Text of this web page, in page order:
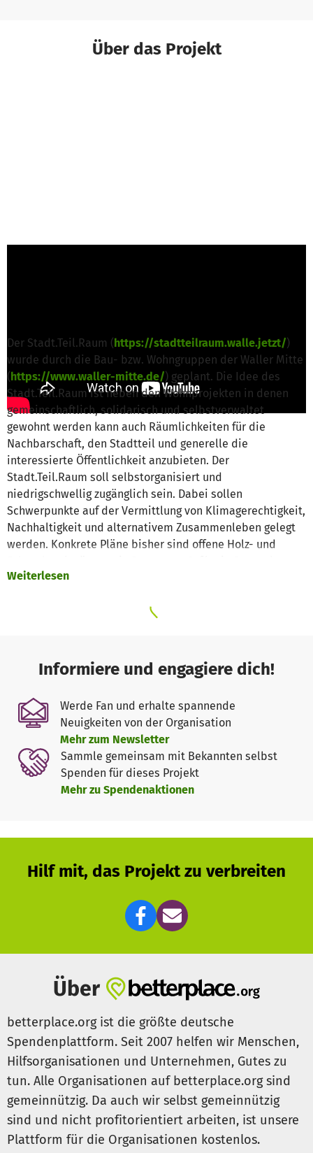
Über das Projekt
Der Stadt.Teil.Raum (https://stadtteilraum.walle.jetzt/)
wurde durch die Bau- bzw. Wohngruppen der Waller Mitte
(https://www.waller-mitte.de/) geplant. Die Idee des
Stadt.Teil.Raum ist neben den Wohnprojekten in denen
gemeinschaftlich, solidarisch und selbstverwaltet
gewohnt werden kann auch Räumlichkeiten für die
Nachbarschaft, den Stadtteil und generelle die
interessierte Öffentlichkeit anzubieten. Der
Stadt.Teil.Raum soll selbstorganisiert und
niedrigschwellig zugänglich sein. Dabei sollen
Schwerpunkte auf der Vermittlung von Klimagerechtigkeit,
Nachhaltigkeit und alternativem Zusammenleben gelegt
werden. Konkrete Pläne bisher sind offene Holz- und
Raum für Informationen und Austausch und eine Ausleihe
Weiterlesen
Informiere und engagiere dich!
Werde Fan und erhalte spannende
Neuigkeiten von der Organisation
Mehr zum Newsletter
Sammle gemeinsam mit Bekannten selbst
Spenden für dieses Projekt
Mehr zu Spendenaktionen
Hilf mit, das Projekt zu verbreiten
Über
betterplace.org ist die größte deutsche
Spendenplattform. Seit 2007 helfen wir Menschen,
Hilfsorganisationen und Unternehmen, Gutes zu
tun. Alle Organisationen auf betterplace.org sind
gemeinnützig. Da auch wir selbst gemeinnützig
sind und nicht profitorientiert arbeiten, ist unsere
Plattform für die Organisationen kostenlos.